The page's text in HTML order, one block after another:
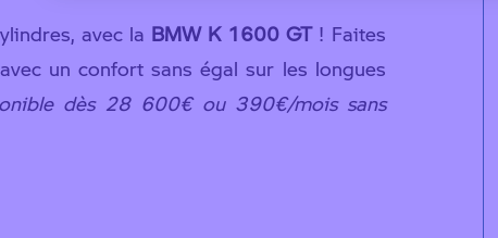
avec la BMW K 1600 GT! Faites
un confort sans égal sur les longues
dès 28 600€ ou 390€/mois sans